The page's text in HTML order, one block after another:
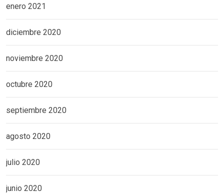
enero 2021
diciembre 2020
noviembre 2020
octubre 2020
septiembre 2020
agosto 2020
julio 2020
junio 2020